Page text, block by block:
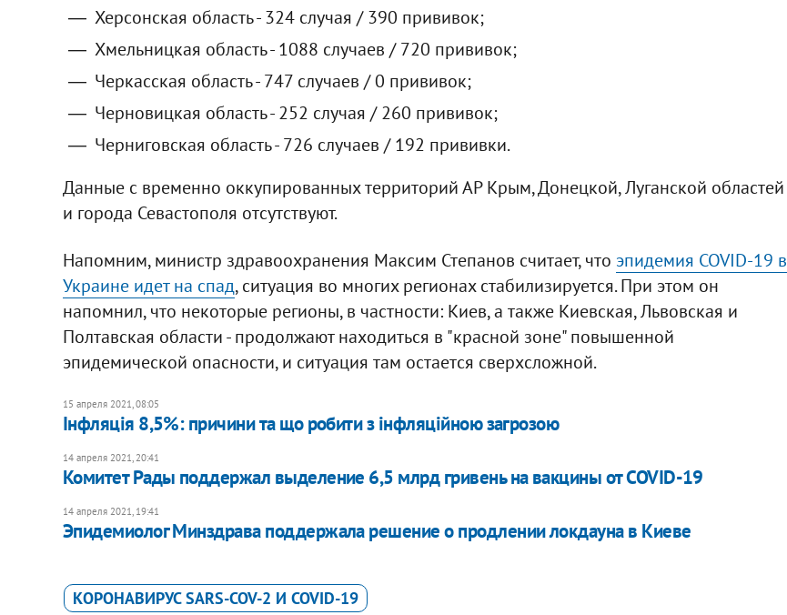
Херсонская область - 324 случая / 390 прививок;
Хмельницкая область - 1088 случаев / 720 прививок;
Черкасская область - 747 случаев / 0 прививок;
Черновицкая область - 252 случая / 260 прививок;
Черниговская область - 726 случаев / 192 прививки.
Данные с временно оккупированных территорий АР Крым, Донецкой, Луганской областей
и города Севастополя отсутствуют.
Напомним, министр здравоохранения Максим Степанов считает, что эпидемия COVID-19 в
Украине идет на спад, ситуация во многих регионах стабилизируется. При этом он
напомнил, что некоторые регионы, в частности: Киев, а также Киевская, Львовская и
Полтавская области - продолжают находиться в "красной зоне" повышенной
эпидемической опасности, и ситуация там остается сверхсложной.
15 апреля 2021, 08:05
Інфляція 8,5%: причини та що робити з інфляційною загрозою
14 апреля 2021, 20:41
Комитет Рады поддержал выделение 6,5 млрд гривень на вакцины от COVID-19
14 апреля 2021, 19:41
Эпидемиолог Минздрава поддержала решение о продлении локдауна в Киеве
КОРОНАВИРУС SARS-COV-2 И COVID-19